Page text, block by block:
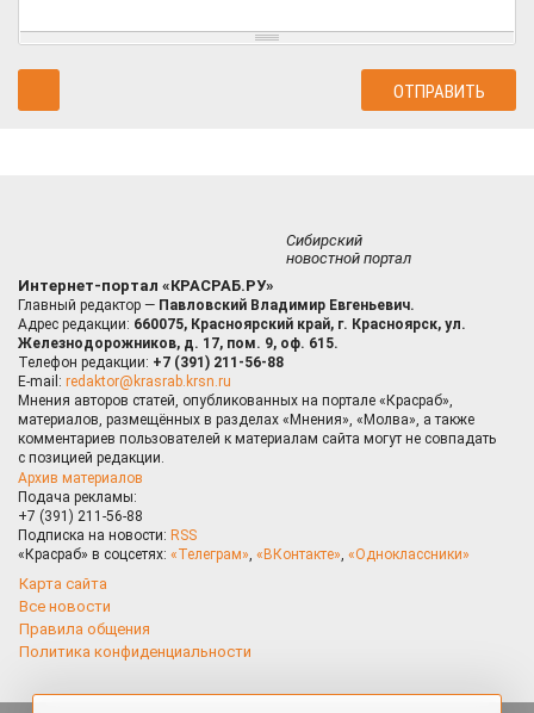
Сибирский
новостной портал
Интернет-портал «КРАСРАБ.РУ»
Главный редактор — Павловский Владимир Евгеньевич.
Адрес редакции: 660075, Красноярский край, г. Красноярск, ул.
Железнодорожников, д. 17, пом. 9, оф. 615.
Телефон редакции: +7 (391) 211-56-88
E-mail: redaktor@krasrab.krsn.ru
Мнения авторов статей, опубликованных на портале «Красраб»,
материалов, размещённых в разделах «Мнения», «Молва», а также
комментариев пользователей к материалам сайта могут не совпадать
с позицией редакции.
Архив материалов
Подача рекламы:
+7 (391) 211-56-88
Подписка на новости: RSS
«Красраб» в соцсетях: «Телеграм», «ВКонтакте», «Одноклассники»
Карта сайта
Все новости
Правила общения
Политика конфиденциальности